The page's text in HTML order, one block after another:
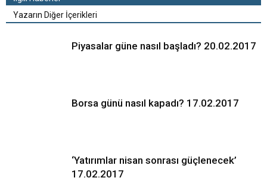
Yazarın Diğer İçerikleri
Piyasalar güne nasıl başladı? 20.02.2017
Borsa günü nasıl kapadı? 17.02.2017
‘Yatırımlar nisan sonrası güçlenecek’
17.02.2017